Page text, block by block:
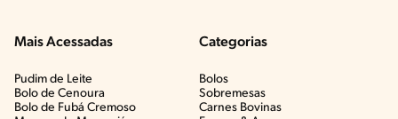
Mais Acessadas
Pudim de Leite
Bolo de Cenoura
Bolo de Fubá Cremoso
Categorias
Bolos
Sobremesas
Carnes Bovinas​